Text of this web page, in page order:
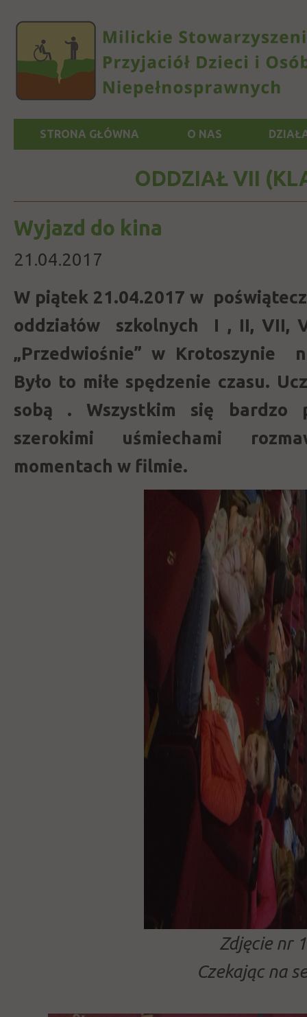
STRONA GŁÓWNA O NAS
ODDZIAŁ VII
Wyjazd do kina
21.04.2017
W piątek 21.04.2017 w
oddziałów szkolnych I , II, VII,
„Przedwiośnie” w Krotoszynie
Było to miłe spędzenie czasu.
sobą . Wszystkim się bardzo
szerokimi uśmiechami
momentach w filmie.
Zdjęcie nr
Czekając na